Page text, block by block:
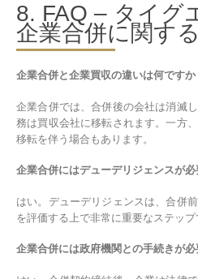
8. FAQ – タイグ
企業合併に関す
企業合併と企業買収の違いは何ですか
企業合併では、合併後の会社は消滅
務は買収会社に移転されます。一方
移転を伴う場合もあります。
企業合併にはデューデリジェンスが必
はい。デューデリジェンスは、合併
を評価する上で非常に重要なステップ
企業合併には政府機関との手続きが必